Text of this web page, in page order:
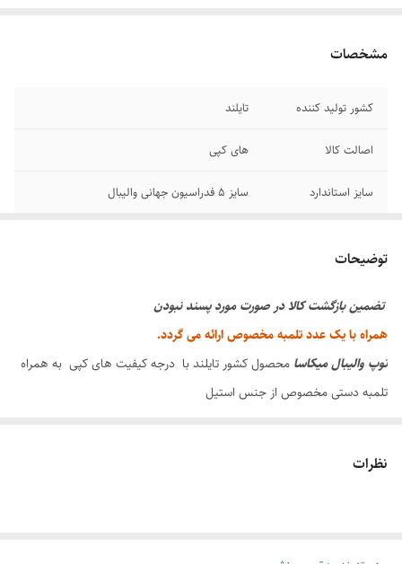
مشخصات
کشور تولید کننده تایلند
اصالت کالا های کپی
سایز استاندارد سایز ۵ فدراسیون جهانی والیبال
توضیحات
تضمین بازگشت کالا در صورت مورد پسند نبودن
همراه با یک عدد تلمبه مخصوص ارائه می گردد.
توپ والیبالمیکاسا محصول کشور تایلند با درجه کیفیت های کپی به همراه
تلمبه دستی مخصوص از جنس استیل
مورد استفاده در مدارس ، مناسب بازی در زمین های خاکی و زمین های
نظرات